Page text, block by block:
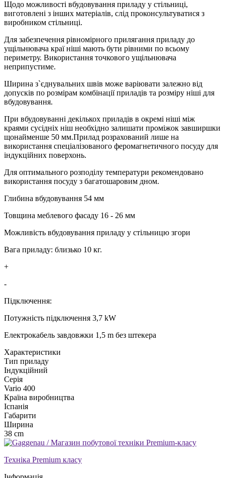
Щодо можливості вбудовування приладу у стільниці,
виготовлені з інших матеріалів, слід проконсультуватися з
виробником стільниці.
Для забезпечення рівномірного прилягання приладу до
ущільнювача краї ніші мають бути рівними по всьому
периметру. Використання точкового ущільнювача
неприпустиме.
Ширина з`єднувальних швів може варіювати залежно від
допусків по розмірам комбінації приладів та розміру ніші для
вбудовування.
При вбудовуванні декількох приладів в окремі ніші між
краями сусідніх ніш необхідно залишати проміжок завширшки
щонайменше 50 мм.Прилад розрахований лише на
використання спеціалізованого феромагнетичного посуду для
індукційних поверхонь.
Для оптимального розподілу температури рекомендовано
використання посуду з багатошаровим дном.
Глибина вбудовування 54 мм
Товщина меблевого фасаду 16 - 26 мм
Можливість вбудовування приладу у стільницю згори
Вага приладу: близько 10 кг.
+
-
Підключення:
Потужність підключення 3,7 kW
Електрокабель завдовжки 1,5 m без штекера
Xарактеристики
Тип приладу
Індукційний
Серія
Vario 400
Країна виробництва
Іспанія
Габарити
Ширина
38 cm
Техніка Premium класу